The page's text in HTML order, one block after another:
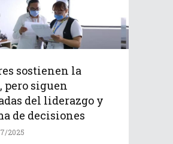
sostienen la
pero siguen
del liderazgo y
de decisiones
2025